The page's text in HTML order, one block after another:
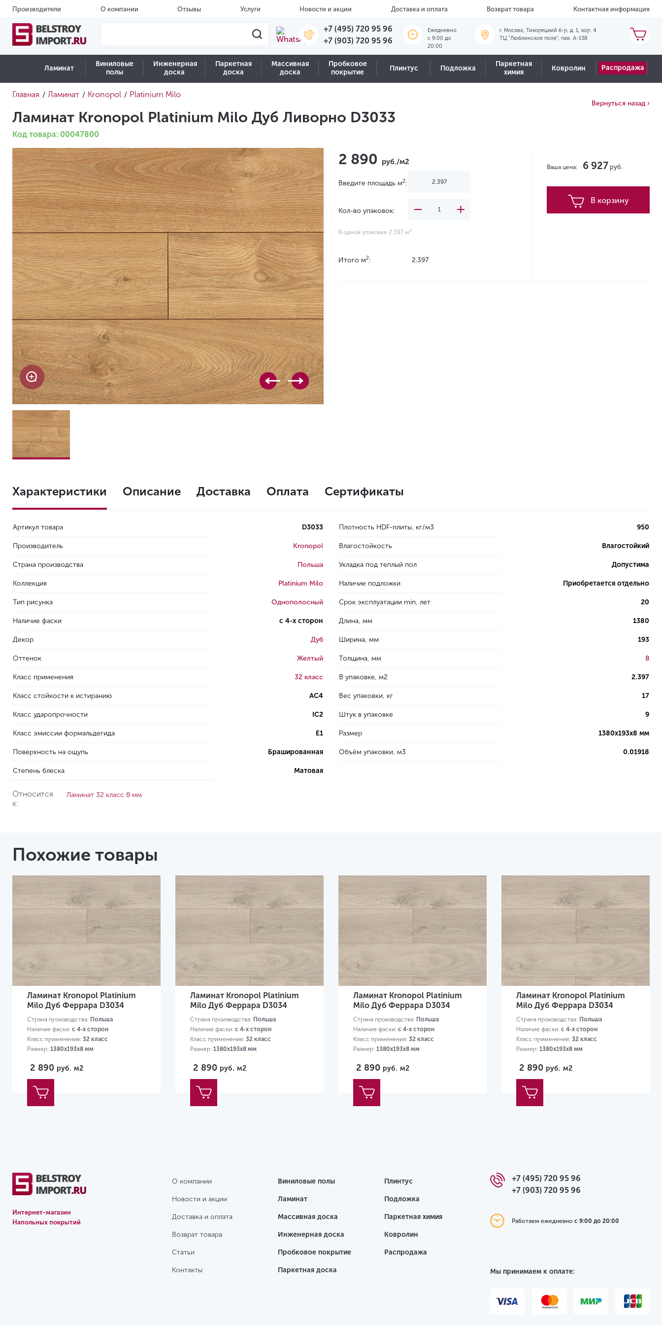
Производители О компании Отзывы Услуги Новости и акции Доставка и оплата Возврат товара Контактная информация
+7 (495) 720 95 96
+7 (903) 720 95 96
Ежедневно
c 9:00 до
20:00
г. Москва, Тихорецкий б-р, д. 1, кор. 4
ТЦ "Люблинское поле", пав. А-138
Ламинат
Виниловые
полы
Инженерная
доска
Паркетная
доска
Массивная
доска
Пробковое
покрытие
Плинтус Подложка
Паркетная
химия
Ковролин Распродажа
Главная / Ламинат / Kronopol / Platinium Milo
Ламинат Kronopol Platinium Milo Дуб Ливорно D3033
Код товара: 00047800
Вернуться назад ›
2 890 руб./м2
Введите площадь м2:
Кол-во упаковок:
В одной упаковке 2.397 м 2
Итого м2: 2.397
Ваша цена: 6 927 руб.
В корзину
Характеристики Описание Доставка Оплата Сертификаты
Артикул товара D3033
Производитель Kronopol
Страна производства Польша
Коллекция Platinium Milo
Тип рисунка Однополосный
Наличие фаски с 4-х сторон
Декор Дуб
Оттенок Желтый
Класс применения 32 класс
Класс стойкости к истиранию AC4
Класс ударопрочности IC2
Класс эмиссии формальдегида E1
Поверхность на ощупь Брашированная
Степень блеска Матовая
Плотность HDF-плиты, кг/м3 950
Влагостойкость Влагостойкий
Укладка под теплый пол Допустима
Наличие подложки Приобретается отдельно
Срок эксплуатации min, лет 20
Длина, мм 1380
Ширина, мм 193
Толщина, мм 8
В упаковке, м2 2.397
Вес упаковки, кг 17
Штук в упаковке 9
Размер 1380х193х8 мм
Объём упаковки, м3 0.01918
Относится
к:
Ламинат 32 класс 8 мм
Похожие товары
Ламинат Kronopol Platinium
Milo Дуб Феррара D3034
Страна производства: Польша
Наличие фаски: с 4-х сторон
Класс применения: 32 класс
Размер: 1380х193х8 мм
2 890 руб. м2
Ламинат Kronopol Platinium
Milo Дуб Феррара D3034
Страна производства: Польша
Наличие фаски: с 4-х сторон
Класс применения: 32 класс
Размер: 1380х193х8 мм
2 890 руб. м2
Ламинат Kronopol Platinium
Milo Дуб Феррара D3034
Страна производства: Польша
Наличие фаски: с 4-х сторон
Класс применения: 32 класс
Размер: 1380х193х8 мм
2 890 руб. м2
Ламинат Kronopol Platinium
Milo Дуб Феррара D3034
Страна производства: Польша
Наличие фаски: с 4-х сторон
Класс применения: 32 класс
Размер: 1380х193х8 мм
2 890 руб. м2
Интернет-магазин
Напольных покрытий
О компании
Новости и акции
Доставка и оплата
Возврат товара
Статьи
Контакты
Виниловые полы
Ламинат
Массивная доска
Инженерная доска
Пробковое покрытие
Паркетная доска
Плинтус
Подложка
Паркетная химия
Ковролин
Распродажа
+7 (495) 720 95 96
+7 (903) 720 95 96
Работаем ежедневнос 9:00 до 20:00
Мы принимаем к оплате: